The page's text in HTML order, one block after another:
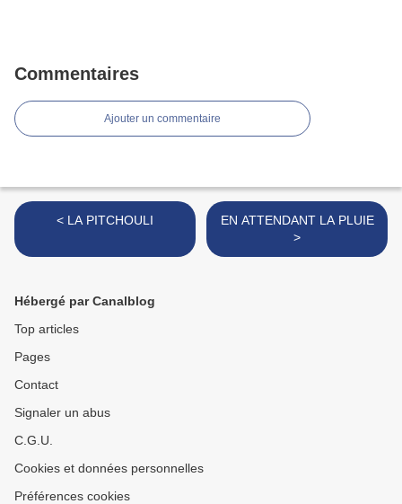
Commentaires
Ajouter un commentaire
< LA PITCHOULI
EN ATTENDANT LA PLUIE
>
Hébergé par Canalblog
Top articles
Pages
Contact
Signaler un abus
C.G.U.
Cookies et données personnelles
Préférences cookies